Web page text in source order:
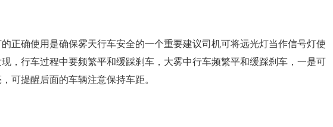
正确使用是确保雾天行车安全的一个重要建议司机可将远光灯当作信号灯使
，行车过程中要频繁平和缓踩刹车，大雾中行车频繁平和缓踩刹车，一是可
可提醒后面的车辆注意保持车距。